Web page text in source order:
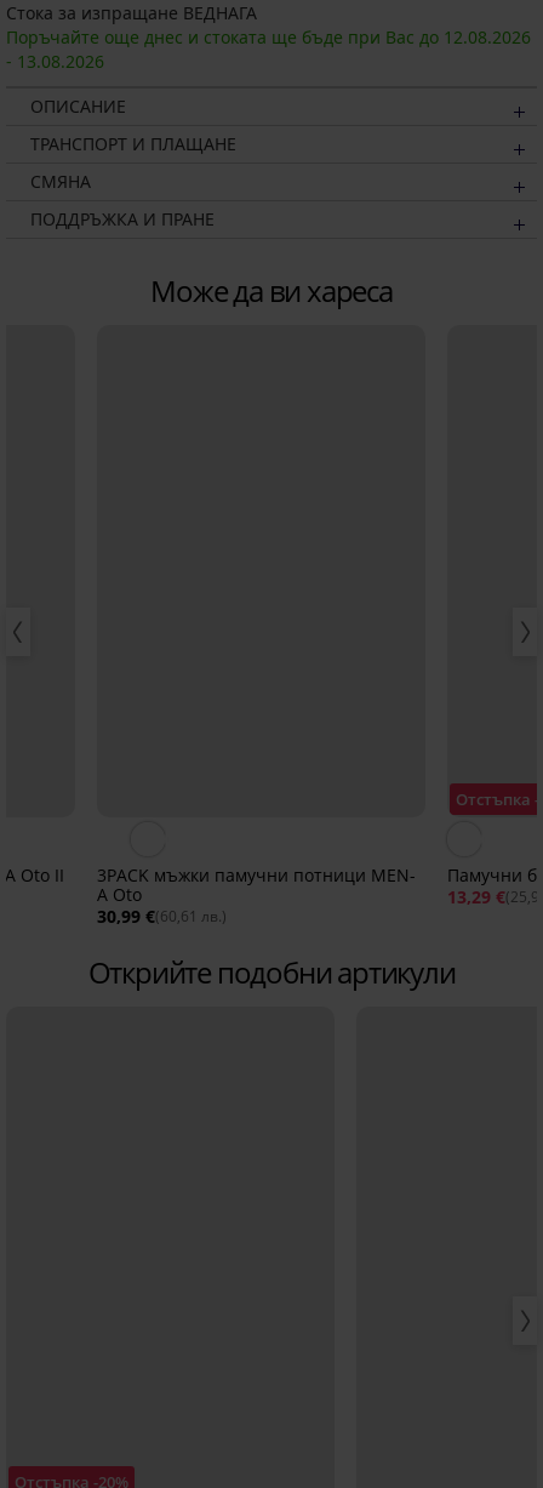
Стока за изпращане ВЕДНАГА
Поръчайте още днес и стоката ще бъде при Вас до 12.08.2026
- 13.08.2026
ОПИСАНИЕ
ТРАНСПОРТ И ПЛАЩАНЕ
СМЯНА
ПОДДРЪЖКА И ПРАНЕ
Може да ви хареса
Oto II
3PACK мъжки памучни потници MEN-
A Oto
30,99 €(60,61 лв.)
Отстъпка -
Памучни
13,29 €
Открийте подобни артикули
Отстъпка -20%